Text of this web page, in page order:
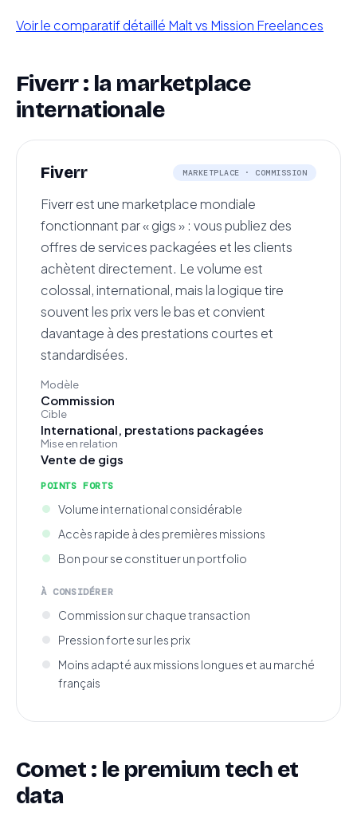
Voir le comparatif détaillé Malt vs Mission Freelances
Fiverr : la marketplace
internationale
Fiverr MARKETPLACE · COMMISSION
Fiverr est une marketplace mondiale
fonctionnant par « gigs » : vous publiez des
offres de services packagées et les clients
achètent directement. Le volume est
colossal, international, mais la logique tire
souvent les prix vers le bas et convient
davantage à des prestations courtes et
standardisées.
Modèle
Commission
Cible
International, prestations packagées
Mise en relation
Vente de gigs
POINTS FORTS
Volume international considérable
Accès rapide à des premières missions
Bon pour se constituer un portfolio
À CONSIDÉRER
Commission sur chaque transaction
Pression forte sur les prix
Moins adapté aux missions longues et au marché
français
Comet : le premium tech et
data